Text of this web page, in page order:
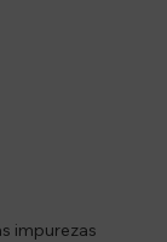
impurezas